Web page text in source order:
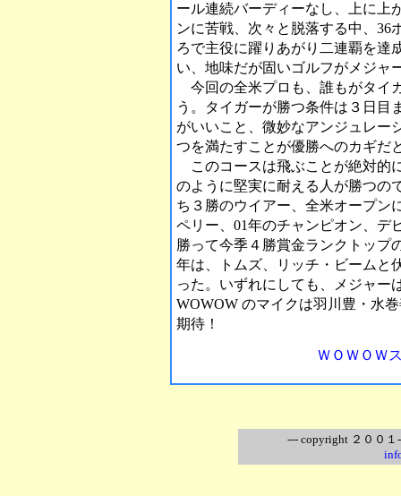
ール連続バーディーなし、上に上
ンに苦戦、次々と脱落する中、36
ろで主役に躍りあがり二連覇を達
い、地味だが固いゴルフがメジャ
今回の全米プロも、誰もがタイ
う。タイガーが勝つ条件は３日目
がいいこと、微妙なアンジュレー
つを満たすことが優勝へのカギだ
このコースは飛ぶことが絶対的
のように堅実に耐える人が勝つの
ち３勝のウイアー、全米オープン
ペリー、01年のチャンピオン、デ
勝って今季４勝賞金ランクトップ
年は、トムズ、リッチ・ビームと
った。いずれにしても、メジャー
WOWOW のマイクは羽川豊・水
期待！
ＷＯＷＯＷ
--- copyright ２００１